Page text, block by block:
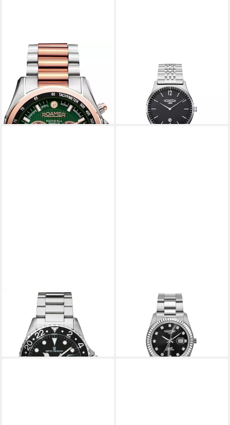
ROAMER
Schweizer Uhr Rockshell
Mark III Chrono
299,00 € UVP529,00 €
-43%
lieferbar - in 3-4 Werktagen bei dir
Schweizer Uhr Elements
UVP269,00 €
lieferbar - in 2-3 Werktagen bei dir
REVUE THOMMEN
Schweizer Uhr Diver GMT
990,00 € UVP1.750,00 €
lieferbar - in 2-3 Werktagen bei dir
Quarzuhr 852844 41 59 20
ab 179,99 € UVP349,00 €
lieferbar - in 2-3 Werktagen bei dir